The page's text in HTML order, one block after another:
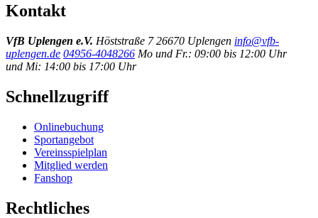
Kontakt
VfB Uplengen e.V. Höststraße 7 26670 Uplengen info@vfb-
uplengen.de 04956-4048266 Mo und Fr.: 09:00 bis 12:00 Uhr
und Mi: 14:00 bis 17:00 Uhr
Schnellzugriff
Onlinebuchung
Sportangebot
Vereinsspielplan
Mitglied werden
Fanshop
Rechtliches